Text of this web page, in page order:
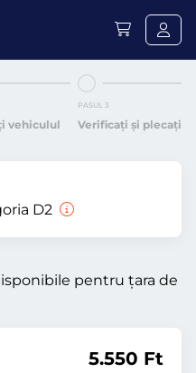
vehiculul
PASUL 3
Verificați și plecați
D2
pentru țara de
5.550 Ft